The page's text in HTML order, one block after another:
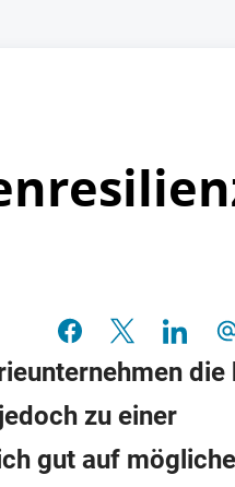
die
zu einer
gut auf mögliche